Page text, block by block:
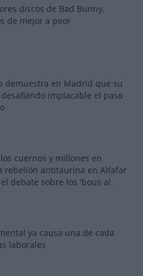
discos de Bad Bunny,
de mejor a peor
demuestra en Madrid que su
implacable el paso
cuernos y millones en
rebelión antitaurina en Alfafar
debate sobre los 'bous al
ya causa una de cada
laborales